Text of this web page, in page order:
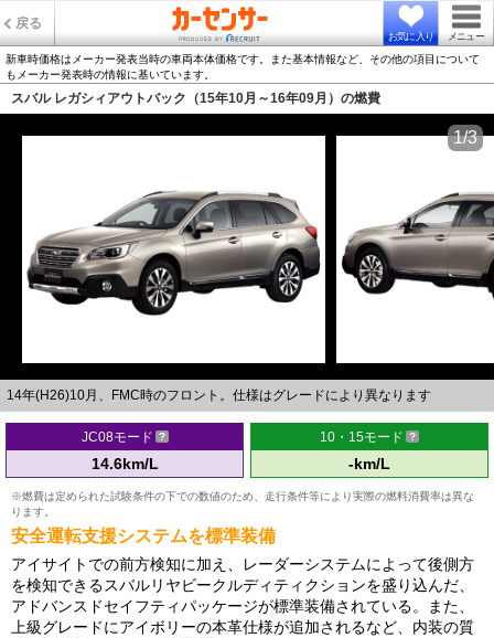
戻る
お気に入り メニュー
新車時価格はメーカー発表当時の車両本体価格です。また基本情報など、その他の項目について
もメーカー発表時の情報に基いています。
スバル レガシィアウトバック（15年10月～16年09月）の燃費
14年(H26)10月、FMC時のフロント。仕様はグレードにより異なります
1/3
JC08モード
14.6km/L
10・15モード
-km/L
※燃費は定められた試験条件の下での数値のため、走行条件等により実際の燃料消費率は異な
ります。
安全運転支援システムを標準装備
アイサイトでの前方検知に加え、レーダーシステムによって後側方
を検知できるスバルリヤビークルディティクションを盛り込んだ、
アドバンスドセイフティパッケージが標準装備されている。また、
上級グレードにアイボリーの本革仕様が追加されるなど、内装の質